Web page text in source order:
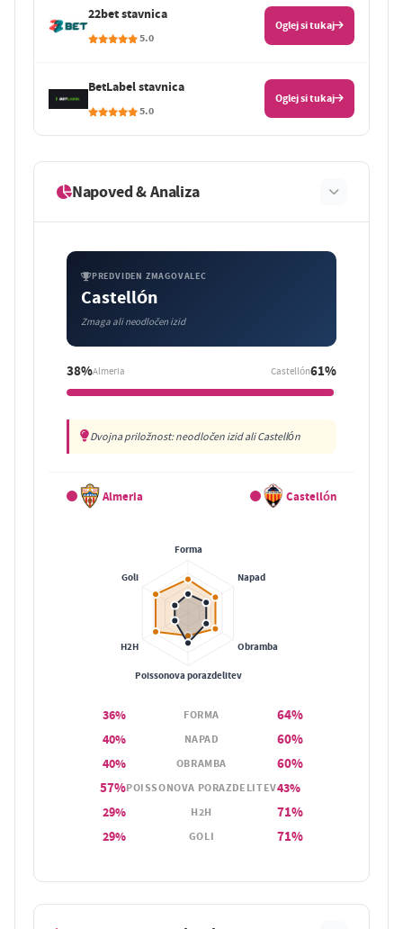
22bet stavnica
5.0
Oglej si tukaj
BetLabel stavnica
5.0
Oglej si tukaj
Napoved & Analiza
PREDVIDEN ZMAGOVALEC
Castellón
Zmaga ali neodločen izid
38%Almeria Castellón61%
Dvojna priložnost: neodločen izid ali Castellón
Almeria Castellón
36% FORMA 64%
40% NAPAD 60%
40% OBRAMBA
60%
57%POISSONOVA PORAZDELITEV43%
29%
H2H 71%
29% GOLI 71%